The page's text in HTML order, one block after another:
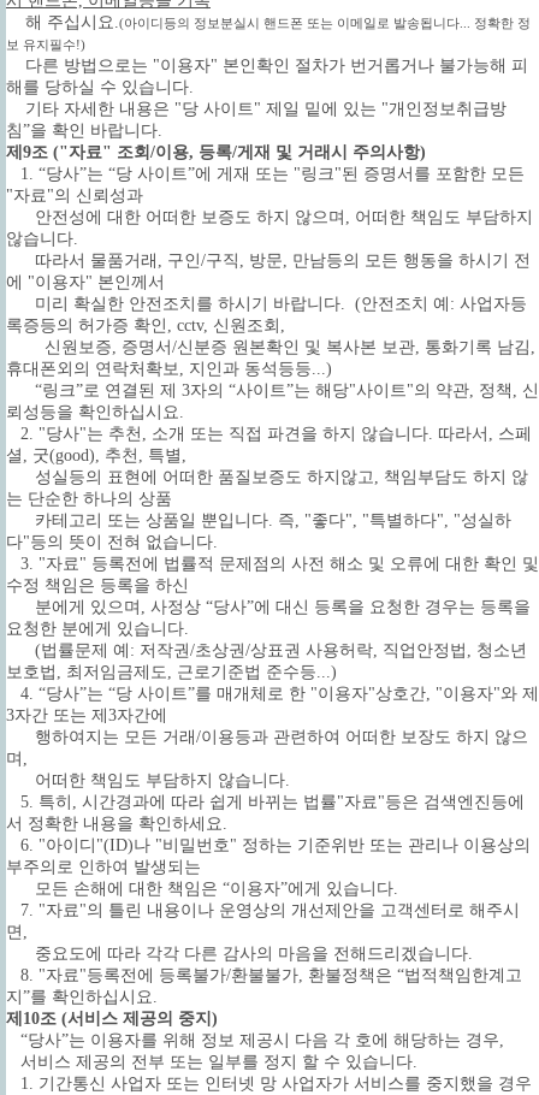
해 주십시요.(아이디등의 정보분실시 핸드폰 또는 이메일로 발송됩니다... 정확한 정
보 유지필수!)
다른 방법으로는 "이용자" 본인확인 절차가 번거롭거나 불가능해 피
해를 당하실 수 있습니다.
기타 자세한 내용은 "당 사이트" 제일 밑에 있는 "개인정보취급방
침”을 확인 바랍니다.
제9조 ("자료" 조회/이용, 등록/게재 및 거래시 주의사항)
1. “당사”는 “당 사이트”에 게재 또는 "링크"된 증명서를 포함한 모든
"자료"의 신뢰성과
안전성에 대한 어떠한 보증도 하지 않으며, 어떠한 책임도 부담하지
않습니다.
따라서 물품거래, 구인/구직, 방문, 만남등의 모든 행동을 하시기 전
에 "이용자" 본인께서
미리 확실한 안전조치를 하시기 바랍니다. (안전조치 예: 사업자등
록증등의 허가증 확인, cctv, 신원조회,
신원보증, 증명서/신분증 원본확인 및 복사본 보관, 통화기록 남김,
휴대폰외의 연락처확보, 지인과 동석등등...)
“링크”로 연결된 제 3자의 “사이트”는 해당"사이트"의 약관, 정책, 신
뢰성등을 확인하십시요.
2. "당사"는 추천, 소개 또는 직접 파견을 하지 않습니다. 따라서, 스페
셜, 굿(good), 추천, 특별,
성실등의 표현에 어떠한 품질보증도 하지않고, 책임부담도 하지 않
는 단순한 하나의 상품
카테고리 또는 상품일 뿐입니다. 즉, "좋다", "특별하다", "성실하
다"등의 뜻이 전혀 없습니다.
3. "자료" 등록전에 법률적 문제점의 사전 해소 및 오류에 대한 확인 및
수정 책임은 등록을 하신
분에게 있으며, 사정상 “당사”에 대신 등록을 요청한 경우는 등록을
요청한 분에게 있습니다.
(법률문제 예: 저작권/초상권/상표권 사용허락, 직업안정법, 청소년
보호법, 최저임금제도, 근로기준법 준수등...)
4. “당사”는 “당 사이트”를 매개체로 한 "이용자"상호간, "이용자"와 제
3자간 또는 제3자간에
행하여지는 모든 거래/이용등과 관련하여 어떠한 보장도 하지 않으
며,
어떠한 책임도 부담하지 않습니다.
5. 특히, 시간경과에 따라 쉽게 바뀌는 법률"자료"등은 검색엔진등에
서 정확한 내용을 확인하세요.
6. "아이디"(ID)나 "비밀번호" 정하는 기준위반 또는 관리나 이용상의
부주의로 인하여 발생되는
모든 손해에 대한 책임은 “이용자”에게 있습니다.
7. "자료"의 틀린 내용이나 운영상의 개선제안을 고객센터로 해주시
면,
중요도에 따라 각각 다른 감사의 마음을 전해드리겠습니다.
8. "자료"등록전에 등록불가/환불불가, 환불정책은 “법적책임한계고
지”를 확인하십시요.
제10조 (서비스 제공의 중지)
“당사”는 이용자를 위해 정보 제공시 다음 각 호에 해당하는 경우,
서비스 제공의 전부 또는 일부를 정지 할 수 있습니다.
1. 기간통신 사업자 또는 인터넷 망 사업자가 서비스를 중지했을 경우